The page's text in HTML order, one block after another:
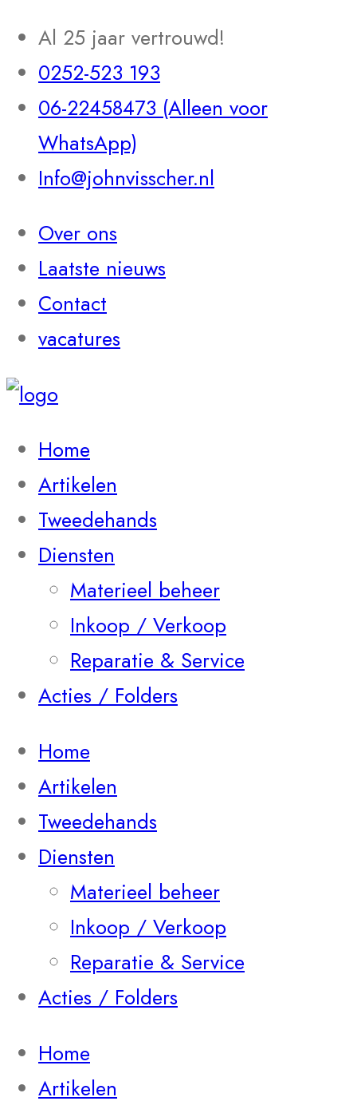
Al 25 jaar vertrouwd!
0252-523 193
06-22458473 (Alleen voor
WhatsApp)
Info@johnvisscher.nl
Over ons
Laatste nieuws
Contact
vacatures
Home
Artikelen
Tweedehands
Diensten
Materieel beheer
Inkoop / Verkoop
Reparatie & Service
Acties / Folders
Home
Artikelen
Tweedehands
Diensten
Materieel beheer
Inkoop / Verkoop
Reparatie & Service
Acties / Folders
Home
Artikelen